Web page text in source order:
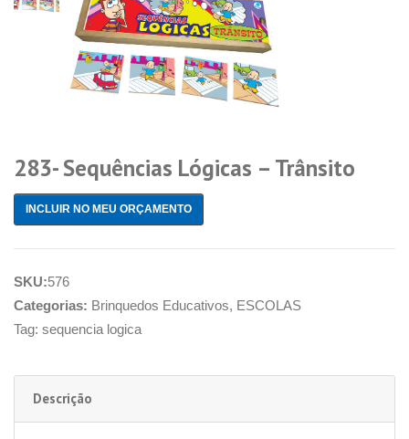
283- Sequências Lógicas – Trânsito
INCLUIR NO MEU ORÇAMENTO
SKU:576
Categorias: Brinquedos Educativos, ESCOLAS
Tag: sequencia logica
Descrição